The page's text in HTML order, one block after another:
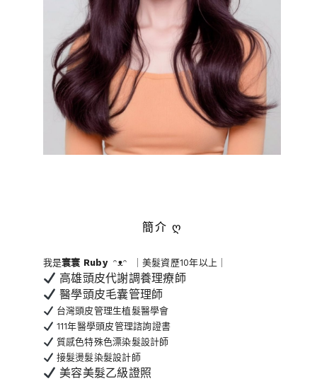
簡介 ღ
我是寰寰 Rubyᵔᴥᵔ ｜美髮資歷10年以上｜
高雄頭皮代謝調養理療師
醫學頭皮毛囊管理師
台灣頭皮管理生植髮醫學會
111年醫學頭皮管理諮詢證書
質感色特殊色漂染髮設計師
接髮燙髮染髮設計師
美容美髮乙級證照